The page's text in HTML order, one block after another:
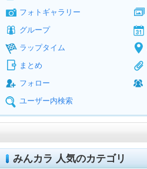
フォトギャラリー
グループ
ラップタイム
まとめ
フォロー
ユーザー内検索
みんカラ 人気のカテゴリ